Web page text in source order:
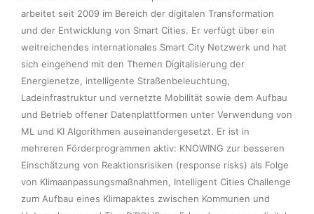
arbeitet seit 2009 im Bereich der digitalen Transformation
und der Entwicklung von Smart Cities. Er verfügt über ein
weitreichendes internationales Smart City Netzwerk und hat
sich eingehend mit den Themen Digitalisierung der
Energienetze, intelligente Straßenbeleuchtung,
Ladeinfrastruktur und vernetzte Mobilität sowie dem Aufbau
und Betrieb offener Datenplattformen unter Verwendung von
ML und KI Algorithmen auseinandergesetzt. Er ist in
mehreren Förderprogrammen aktiv: KNOWING zur besseren
Einschätzung von Reaktionsrisiken (response risks) als Folge
von Klimaanpassungsmaßnahmen, Intelligent Cities Challenge
zum Aufbau eines Klimapaktes zwischen Kommunen und